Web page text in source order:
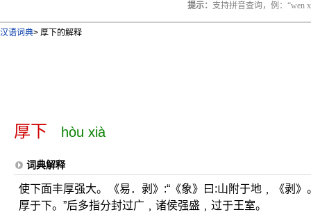
提示： 支持拼音查询，例：“wen
汉语词典> 厚下的解释
厚下 hòu xià
词典解释
使下面丰厚强大。《易．剥》:“《象》曰:山附于地﹐《剥
厚于下。”后多指分封过广﹐诸侯强盛﹐过于王室。